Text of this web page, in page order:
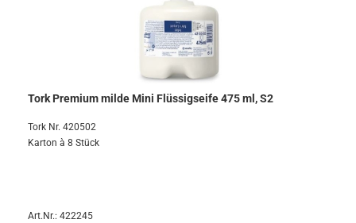
Tork Premium milde Mini Flüssigseife 475 ml, S2
Tork Nr. 420502
Karton à 8 Stück
Art.Nr.: 422245